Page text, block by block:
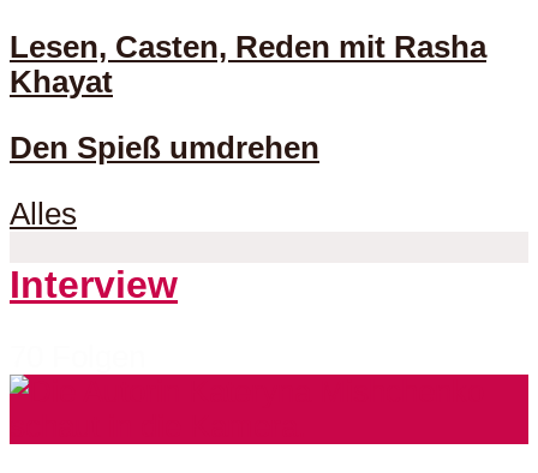
Lesen, Casten, Reden mit Rasha
Khayat
Den Spieß umdrehen
Alles
Interview